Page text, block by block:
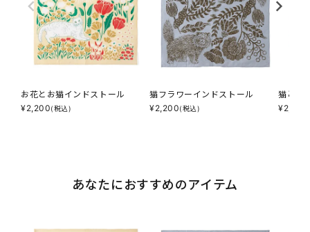
お花とお猫インドストール
¥2,200(税込)
猫フラワーインドストール
¥2,200(税込)
猫と毛
¥2,200
あなたにおすすめのアイテム